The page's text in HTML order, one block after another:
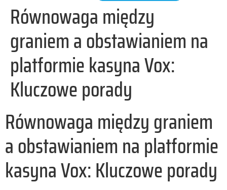
Równowaga między
graniem a obstawianiem na
platformie kasyna Vox:
Kluczowe porady
Równowaga między graniem
a obstawianiem na platformie
kasyna Vox: Kluczowe porady